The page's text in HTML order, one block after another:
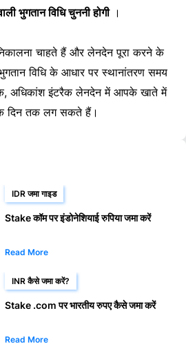
भुगतान विधि चुननी होगी।
चाहते हैं और लेनदेन पूरा करने के
विधि के आधार पर स्थानांतरण समय
अधिकांश इंटरैक लेनदेन में आपके खाते में
दिन तक लग सकते हैं।
IDR जमा गाइड
Stake कॉम पर इंडोनेशियाई रुपिया जमा करें
Read More
INR कैसे जमा करें?
Stake .com पर भारतीय रुपए कैसे जमा करें
Read More